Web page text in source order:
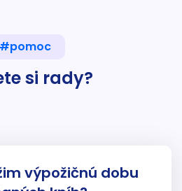
#pomoc
si rady?
výpožičnú dobu